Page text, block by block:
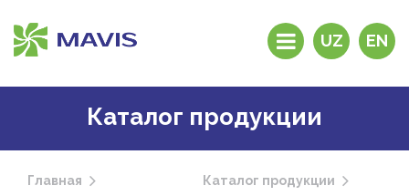
История компании
Продукция
Дистрибьюторы и
UZ EN
Каталог продукции
Главная
Каталог продукции